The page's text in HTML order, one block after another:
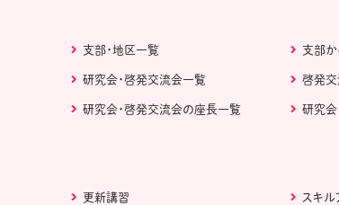
支部・地区一覧 支部か
研究会・啓発交流会一覧 啓発交
研究会・啓発交流会の座長一覧 研究会
更新講習 スキル